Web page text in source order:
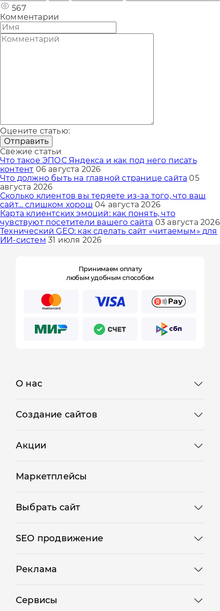
567
Комментарии
Оцените статью:
Отправить
Свежие статьи
Что такое ЭПОС Яндекса и как под него писать
контент 06 августа 2026
Что должно быть на главной странице сайта 05
августа 2026
Сколько клиентов вы теряете из-за того, что ваш
сайт… слишком хорош 04 августа 2026
Карта клиентских эмоций: как понять, что
чувствуют посетители вашего сайта 03 августа 2026
Технический GEO: как сделать сайт «читаемым» для
ИИ-систем 31 июля 2026
Принимаем оплату
любым удобным способом
О нас
Создание сайтов
Акции
Маркетплейсы
Выбрать сайт
SEO продвижение
Реклама
Сервисы
Отправляя форму, Вы принимаете политику